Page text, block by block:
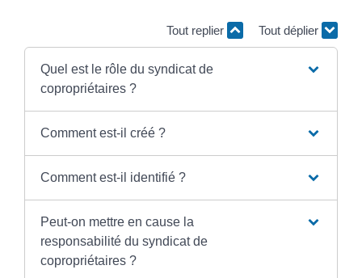
Tout replier Tout déplier
Quel est le rôle du syndicat de
copropriétaires ?
Comment est-il créé ?
Comment est-il identifié ?
Peut-on mettre en cause la
responsabilité du syndicat de
copropriétaires ?